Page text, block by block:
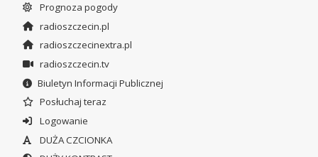
Prognoza pogody
radioszczecin.pl
radioszczecinextra.pl
radioszczecin.tv
Biuletyn Informacji Publicznej
Posłuchaj teraz
Logowanie
DUŻA CZCIONKA